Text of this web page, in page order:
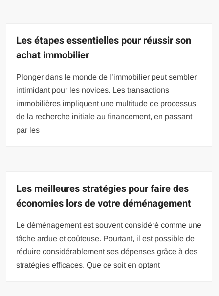
Les étapes essentielles pour réussir son
achat immobilier
Plonger dans le monde de l’immobilier peut sembler
intimidant pour les novices. Les transactions
immobilières impliquent une multitude de processus,
de la recherche initiale au financement, en passant
par les
Les meilleures stratégies pour faire des
économies lors de votre déménagement
Le déménagement est souvent considéré comme une
tâche ardue et coûteuse. Pourtant, il est possible de
réduire considérablement ses dépenses grâce à des
stratégies efficaces. Que ce soit en optant